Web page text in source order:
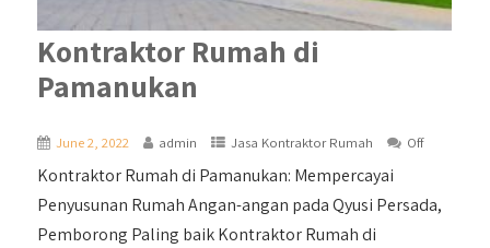
Kontraktor Rumah di
Pamanukan
June 2, 2022 admin Jasa Kontraktor Rumah Off
Kontraktor Rumah di Pamanukan: Mempercayai
Penyusunan Rumah Angan-angan pada Qyusi Persada,
Pemborong Paling baik Kontraktor Rumah di